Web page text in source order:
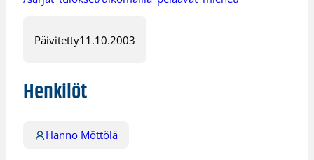
Päivitetty11.10.2003
Henkilöt
Hanno Möttölä